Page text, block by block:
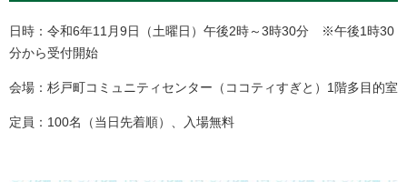
日時：令和6年11月9日（土曜日）午後2時～3時30分 ※午後1時30
分から受付開始
会場：杉戸町コミュニティセンター（ココティすぎと）1階多目的室
定員：100名（当日先着順）、入場無料